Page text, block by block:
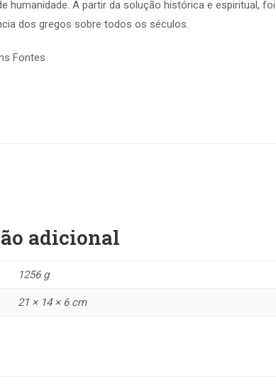
humanidade. A partir da solução histórica e espiritual,
dos gregos sobre todos os séculos.
Fontes
adicional
1256 g
21 × 14 × 6 cm